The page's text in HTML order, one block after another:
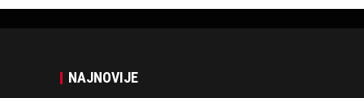
NAJNOVIJE